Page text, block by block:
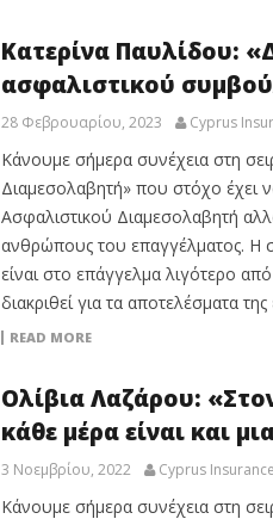
Κατερίνα Παυλίδου:
ασφαλιστικού
28 Φεβρουαρίου, 2023 Cyprus
Κάνουμε σήμερα συνέχεια στη
Διαμεσολαβητή» που στόχο έχει
Ασφαλιστικού Διαμεσολαβητή
ανθρώπους του επαγγέλματος. Η
είναι στο επάγγελμα λιγότερο
διακριθεί για τα αποτελέσματα
READ MORE
Ολίβια Λαζάρου:
κάθε μέρα είναι και
3 Νοεμβρίου, 2022 Cyprus
Κάνουμε σήμερα συνέχεια στη